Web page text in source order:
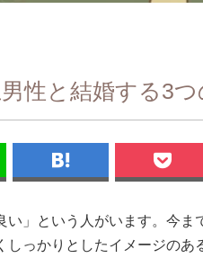
性と結婚する3
い」という人がいます。今ま
っかりとしたイメージのあ